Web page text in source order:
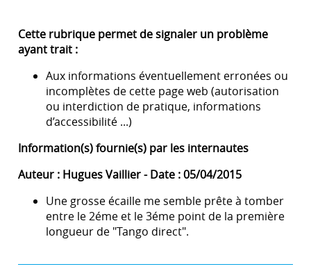
Cette rubrique permet de signaler un problème
ayant trait :
Aux informations éventuellement erronées ou
incomplètes de cette page web (autorisation
ou interdiction de pratique, informations
d’accessibilité ...)
Information(s) fournie(s) par les internautes
Auteur : Hugues Vaillier - Date : 05/04/2015
Une grosse écaille me semble prête à tomber
entre le 2éme et le 3éme point de la première
longueur de "Tango direct".